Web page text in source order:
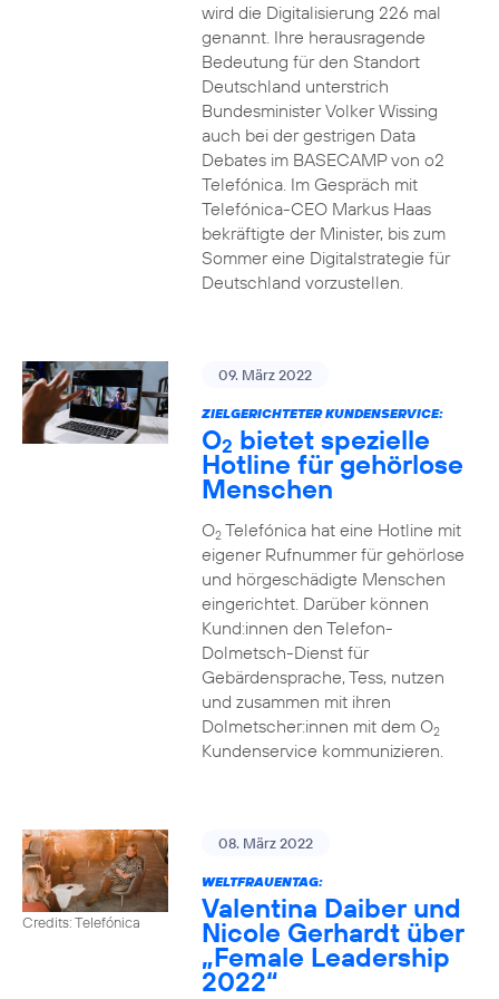
wird die Digitalisierung 226 mal
genannt. Ihre herausragende
Bedeutung für den Standort
Deutschland unterstrich
Bundesminister Volker Wissing
auch bei der gestrigen Data
Debates im BASECAMP von o2
Telefónica. Im Gespräch mit
Telefónica-CEO Markus Haas
bekräftigte der Minister, bis zum
Sommer eine Digitalstrategie für
Deutschland vorzustellen.
09. März 2022
ZIELGERICHTETER KUNDENSERVICE:
O2 bietet spezielle
Hotline für gehörlose
Menschen
O2Telefónica hat eine Hotline mit
eigener Rufnummer für gehörlose
und hörgeschädigte Menschen
eingerichtet. Darüber können
Kund:innen den Telefon-
Dolmetsch-Dienst für
Gebärdensprache, Tess, nutzen
und zusammen mit ihren
Dolmetscher:innen mit dem O2
Kundenservice kommunizieren.
Credits: Telefónica
08. März 2022
WELTFRAUENTAG:
Valentina Daiber und
Nicole Gerhardt über
„Female Leadership
2022“